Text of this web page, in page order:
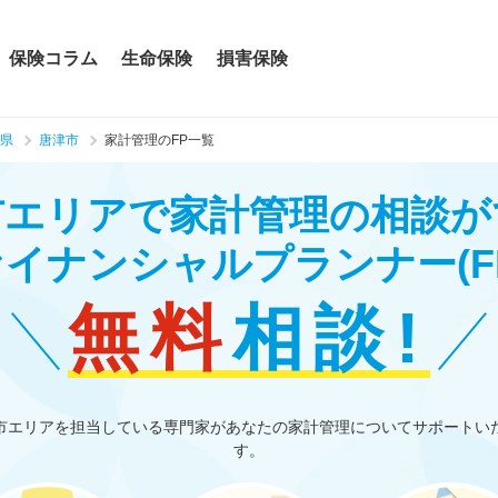
保険コラム 生命保険 損害保険
唐津市 家計管理のFP一覧
リアで家計管理の相談
ナンシャルプランナー
無料相談!
エリアを担当している専門家があなたの家計管理についてサポートい
す。